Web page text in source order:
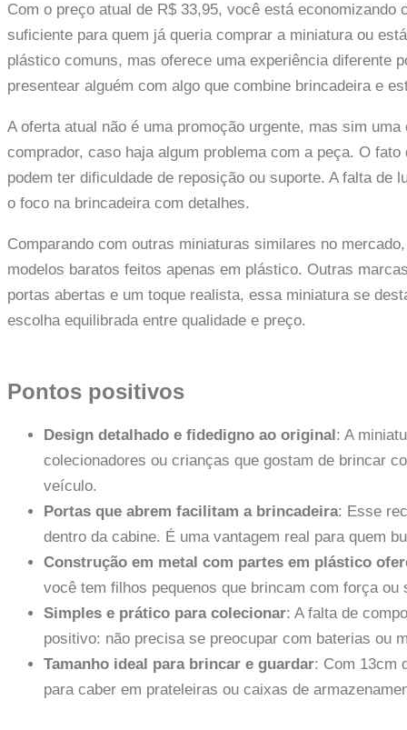
Com o preço atual de R$ 33,95, você está
suficiente para quem já queria comprar a miniatura ou
plástico comuns, mas oferece uma experiência diferente
presentear alguém com algo que combine brincadeira e
A oferta atual não é uma promoção urgente, mas sim
comprador, caso haja algum problema com a peça. O
podem ter dificuldade de reposição ou suporte. A falta
o foco na brincadeira com detalhes.
Comparando com outras miniaturas similares no
modelos baratos feitos apenas em plástico. Outras
portas abertas e um toque realista, essa miniatura se
escolha equilibrada entre qualidade e preço.
Pontos positivos
Design detalhado e fidedigno ao original : A
colecionadores ou crianças que gostam de brincar
veículo.
Portas que abrem facilitam a brincadeira: Esse
dentro da cabine. É uma vantagem real para quem
Construção em metal com partes em plástico
você tem filhos pequenos que brincam com força
Simples e prático para colecionar: A falta de
positivo: não precisa se preocupar com baterias ou
Tamanho ideal para brincar e guardar: Com 13cm
para caber em prateleiras ou caixas de